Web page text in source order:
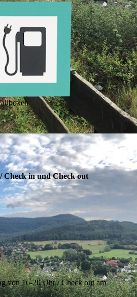
Check in und Check out
von 16-20 Uhr / Check out am